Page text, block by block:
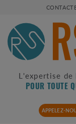
L'expertise
POUR TOUTE
APPELEZ-